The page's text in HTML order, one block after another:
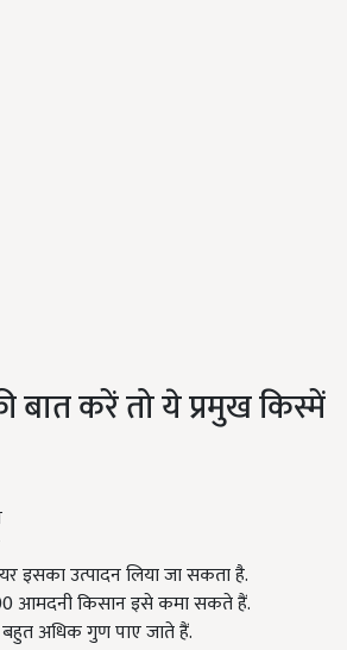
बात करें तो ये प्रमुख किस्में
इसका उत्पादन लिया जा सकता है.
आमदनी किसान इसे कमा सकते हैं.
अधिक गुण पाए जाते हैं.